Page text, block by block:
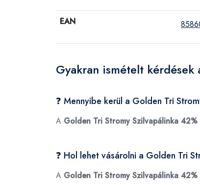
EAN
Gyakran ismételt
❓ Mennyibe kerül a Golden Tri
A Golden Tri Stromy Szilvapálinka 42%
❓ Hol lehet vásárolni a Golden Tri
A Golden Tri Stromy Szilvapálinka 42%